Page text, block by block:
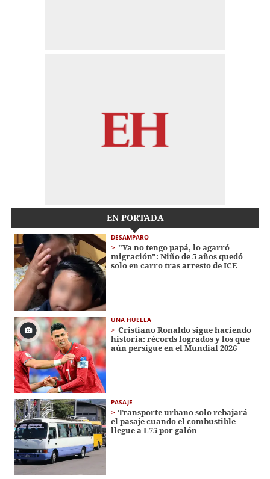
EN PORTADA
DESAMPARO
"Ya no tengo papá, lo agarró
migración": Niño de 5 años quedó
solo en carro tras arresto de ICE
UNA HUELLA
Cristiano Ronaldo sigue haciendo
historia: récords logrados y los que
aún persigue en el Mundial 2026
PASAJE
Transporte urbano solo rebajará
el pasaje cuando el combustible
llegue a L75 por galón